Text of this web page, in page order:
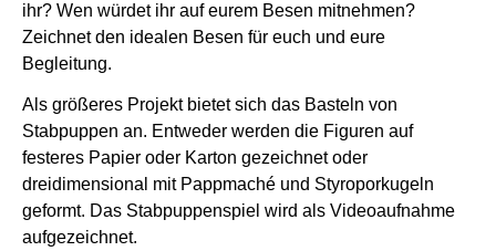
ihr? Wen würdet ihr auf eurem Besen mitnehmen?
Zeichnet den idealen Besen für euch und eure
Begleitung.
Als größeres Projekt bietet sich das Basteln von
Stabpuppen an. Entweder werden die Figuren auf
festeres Papier oder Karton gezeichnet oder
dreidimensional mit Pappmaché und Styroporkugeln
geformt. Das Stabpuppenspiel wird als Videoaufnahme
aufgezeichnet.